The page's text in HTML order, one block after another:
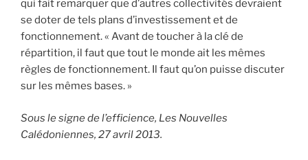
qui fait remarquer que d’autres collectivités devraient
se doter de tels plans d’investissement et de
fonctionnement. « Avant de toucher à la clé de
répartition, il faut que tout le monde ait les mêmes
règles de fonctionnement. Il faut qu’on puisse discuter
sur les mêmes bases. »
Sous le signe de l’efficience, Les Nouvelles
Calédoniennes, 27 avril 2013.